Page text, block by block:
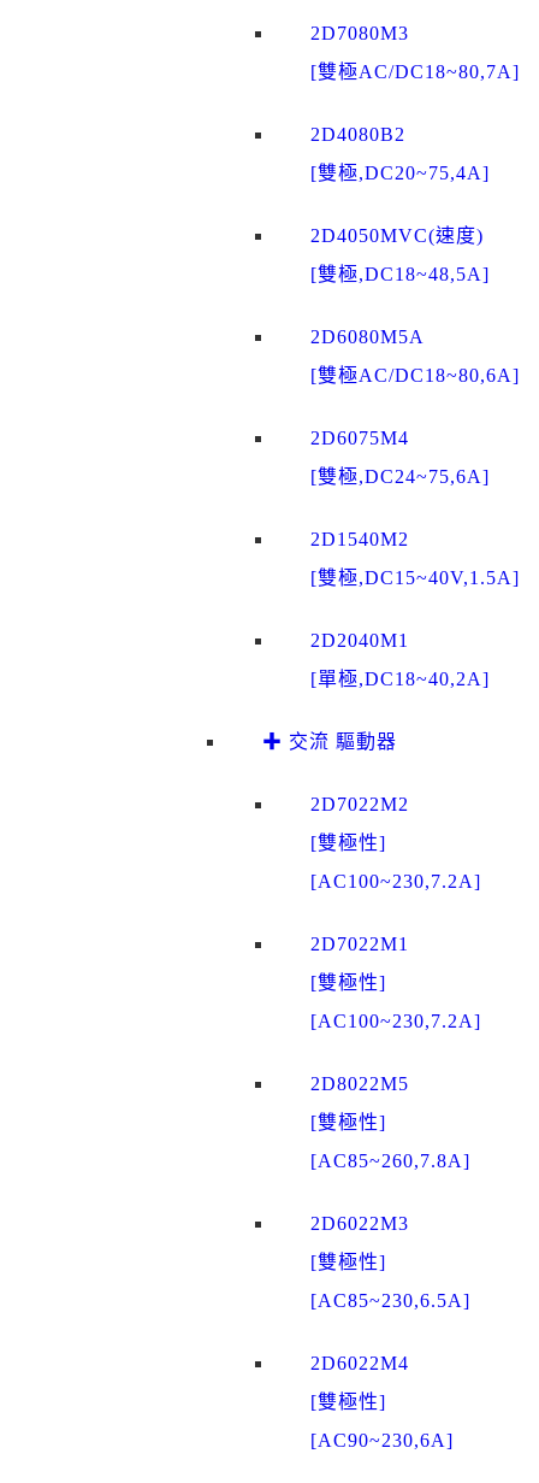
2D7080M3
[雙極AC/DC18~80,7A]
2D4080B2
[雙極,DC20~75,4A]
2D4050MVC(速度)
[雙極,DC18~48,5A]
2D6080M5A
[雙極AC/DC18~80,6A]
2D6075M4
[雙極,DC24~75,6A]
2D1540M2
[雙極,DC15~40V,1.5A]
2D2040M1
[單極,DC18~40,2A]
✚ 交流 驅動器
2D7022M2
[雙極性]
[AC100~230,7.2A]
2D7022M1
[雙極性]
[AC100~230,7.2A]
2D8022M5
[雙極性]
[AC85~260,7.8A]
2D6022M3
[雙極性]
[AC85~230,6.5A]
2D6022M4
[雙極性]
[AC90~230,6A]